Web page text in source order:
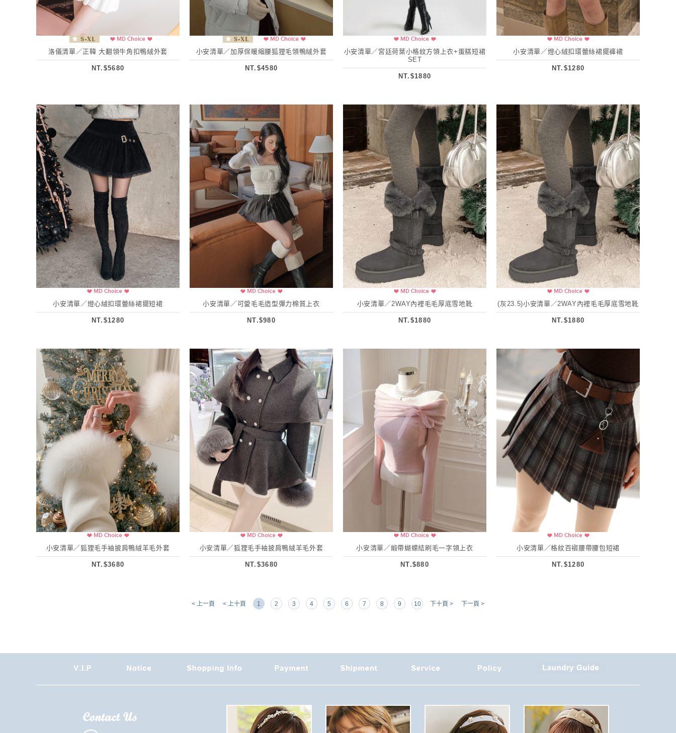
洛儀清單／正韓 大翻領牛角扣鴨絨外套
NT.$5680
小安清單／加厚保暖縮腰狐狸毛領鴨絨外套
NT.$4580
小安清單／宮廷荷葉小格紋方領上衣+蛋糕短裙
SET
NT.$1880
小安清單／燈心絨扣環蕾絲裙擺褲裙
NT.$1280
小安清單／燈心絨扣環蕾絲裙擺短裙
NT.$1280
小安清單／可愛毛毛造型彈力棉質上衣
NT.$980
小安清單／2WAY內裡毛毛厚底雪地靴
NT.$1880
(灰23.5)小安清單／2WAY內裡毛毛厚底雪地靴
NT.$1880
小安清單／狐狸毛手袖披肩鴨絨羊毛外套
NT.$3680
小安清單／狐狸毛手袖披肩鴨絨羊毛外套
NT.$3680
小安清單／緞帶蝴蝶結刷毛一字領上衣
NT.$880
小安清單／格紋百褶腰帶腰包短裙
NT.$1280
< 上一頁 < 上十頁 1 2 3 4 5 6 7 8 9 10 下十頁 > 下一頁 >